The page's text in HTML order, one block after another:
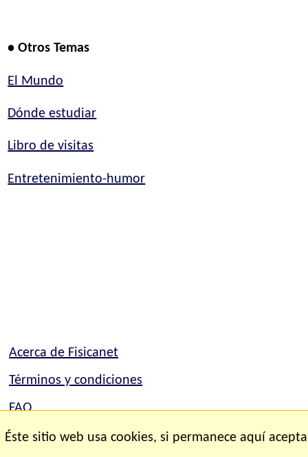
• Otros Temas
El Mundo
Dónde estudiar
Libro de visitas
Entretenimiento-humor
Acerca de Fisicanet
Términos y condiciones
FAQ
Mapa del sitio
Éste sitio web usa cookies, si permanece aquí acepta